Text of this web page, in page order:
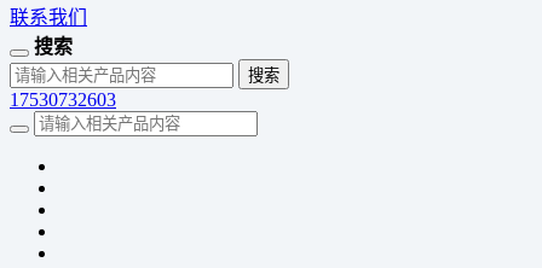
联系我们
搜索
17530732603